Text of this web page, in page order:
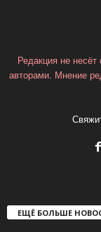
Редакция не
авторами. Мнение
ЕЩЁ БОЛЬШЕ